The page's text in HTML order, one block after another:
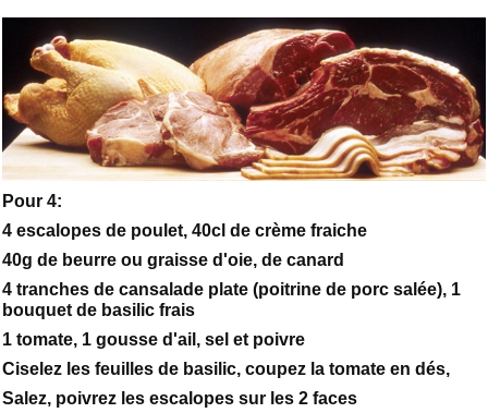
Pour 4:
4 escalopes de poulet, 40cl de crème fraiche
40g de beurre ou graisse d'oie, de canard
4 tranches de cansalade plate (poitrine de porc salée), 1
bouquet de basilic frais
1 tomate, 1 gousse d'ail, sel et poivre
Ciselez les feuilles de basilic, coupez la tomate en dés,
Salez, poivrez les escalopes sur les 2 faces